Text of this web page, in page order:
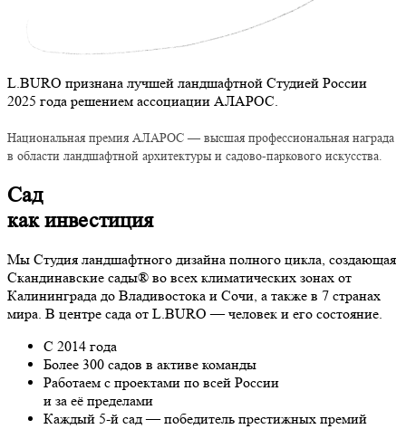
L.BURO признана лучшей ландшафтной Студией России
2025 года решением ассоциации АЛАРОС.
Национальная премия АЛАРОС — высшая профессиональная награда
в области ландшафтной архитектуры и садово-паркового искусства.
Сад
как инвестиция
Мы Студия ландшафтного дизайна полного цикла, создающая
Скандинавские сады® во всех климатических зонах от
Калининграда до Владивостока и Сочи, а также в 7 странах
мира. В центре сада от L.BURO — человек и его состояние.
С 2014 года
Более 300 садов в активе команды
Работаем с проектами по всей России
и за её пределами
Каждый 5-й сад — победитель престижных премий